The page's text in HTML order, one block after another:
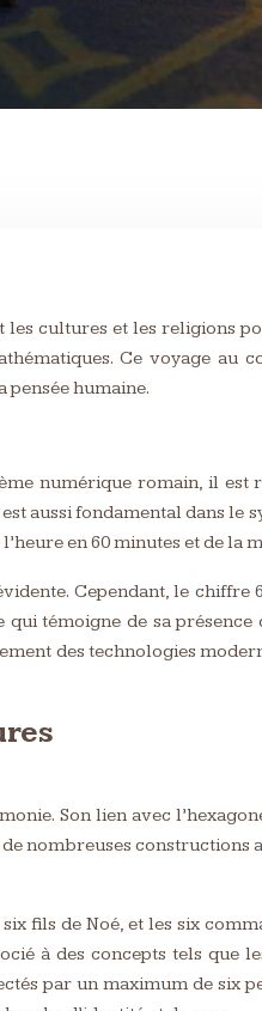
cultures et les religions
Ce voyage
pensée humaine.
numérique romain, il
aussi fondamental dans
en 60 minutes et de la
Cependant, le
témoigne de sa
des technologies
Son lien avec
nombreuses
fils de Noé, et les six
à des concepts tels que
par un maximum de six